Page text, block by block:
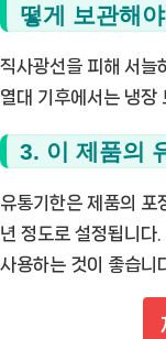
떻게 보관해
직사광선을 피해 서늘
열대 기후에서는 냉장
3. 이 제품의
유통기한은 제품의 포
년 정도로 설정됩니다
사용하는 것이 좋습니